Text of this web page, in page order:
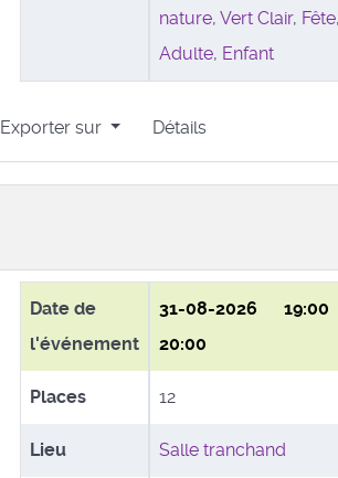
nature,Vert Clair, Fête,
Adulte, Enfant
Exporter sur Détails
Date de
l'événement
31-08-2026
20:00
Places 12
Lieu Salle tranchand